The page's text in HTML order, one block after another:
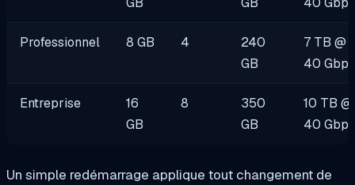
Professionnel 8 GB 4
240
GB
7 TB @
40 Gbps
Entreprise
16
GB
8
350
GB
10 TB @
40 Gbps
Un simple redémarrage applique tout changement de